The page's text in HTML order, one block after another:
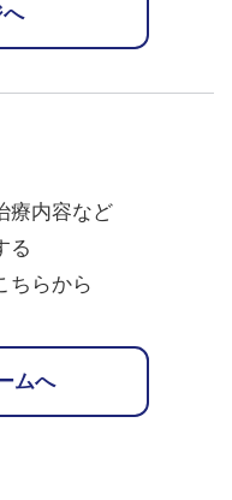
療内容など
る
ちらから
ムへ